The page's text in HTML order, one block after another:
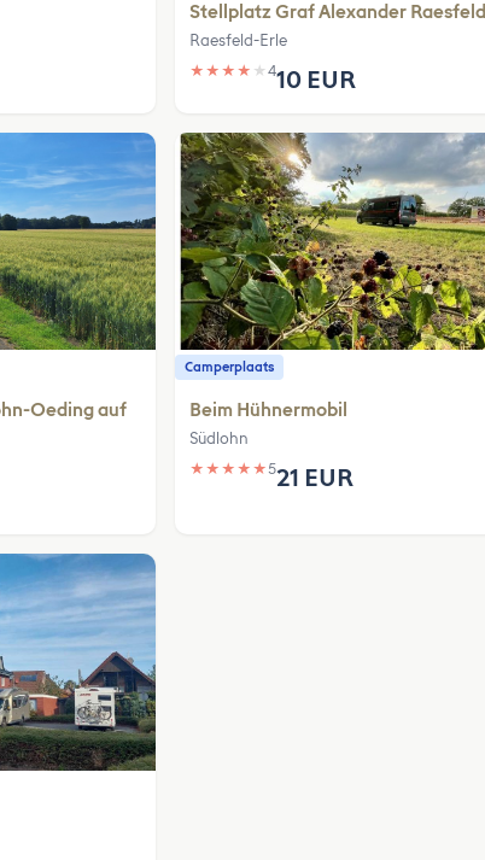
Stellplatz Graf Alexander Raesfeld
Raesfeld-Erle
★ ★ ★ ★ ★ 410 EUR
Oeding auf
Camperplaats
Beim Hühnermobil
Südlohn
★ ★ ★ ★ ★521 EUR